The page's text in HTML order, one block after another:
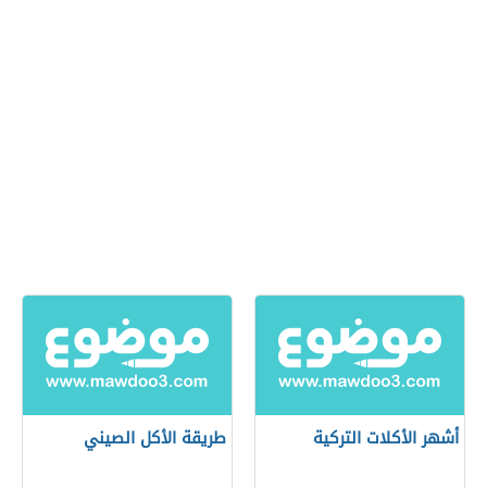
أشهر الأكلات التركية طريقة الأكل الصيني